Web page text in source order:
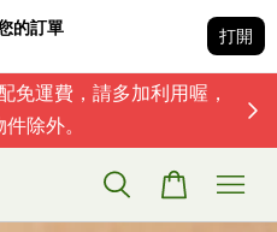
的訂單 打開
免運費，請多加利用喔，
除外。